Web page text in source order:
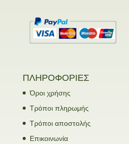
ΠΛΗΡΟΦΟΡΙΕΣ
Όροι χρήσης
Τρόποι πληρωμής
Τρόποι αποστολής
Επικοινωνία